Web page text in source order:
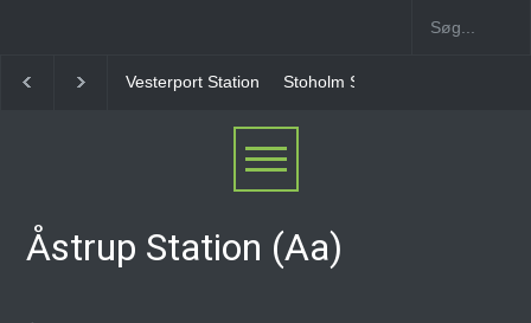
Station Stoholm Station Klampenborgbane Station
Åstrup Station (Aa)